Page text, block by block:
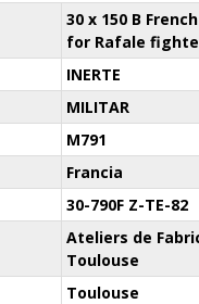
30 x 150 B
for Rafale
INERTE
MILITAR
M791
Francia
30-790F Z-TE-82
Ateliers de
Toulouse
Toulouse